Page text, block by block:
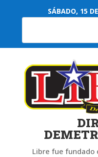
SÁBADO, 15
Libre fue fundado